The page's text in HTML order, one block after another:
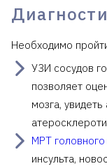
Необходимо
УЗИ сосудов
позволяет
мозга,
МРТ головного
инсульта,